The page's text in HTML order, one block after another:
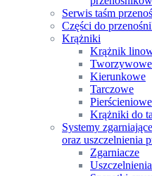
Serwis taśm
Części do
Krążniki
Krążnik
Kierunkowe
Tarczowe
Pierścieniowe
Krążniki do
Systemy
oraz uszczelnienia
Zgarniacze